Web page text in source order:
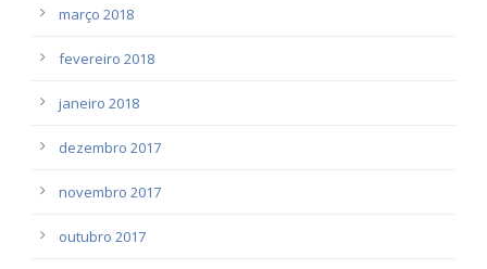
março 2018
fevereiro 2018
janeiro 2018
dezembro 2017
novembro 2017
outubro 2017